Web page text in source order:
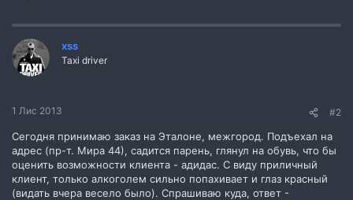
xss
Taxi driver
1 Лис 2013 #2
Сегодня принимаю заказ на Эталоне, межгород. Подъехал на
адрес (пр-т. Мира 44), садится парень, глянул на обувь, что бы
оценить возможности клиента - адидас. С виду приличный
клиент, только алкоголем сильно попахивает и глаз красный
(видать вчера весело было). Спрашиваю куда, ответ -